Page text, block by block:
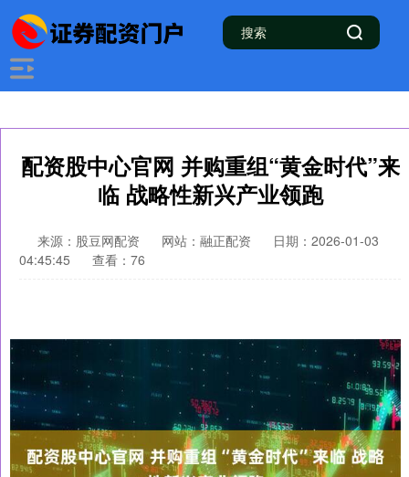
配资股中心官网 并购重组“黄金时代”来
临 战略性新兴产业领跑
来源：股豆网配资 网站：融正配资
日期：2026-01-03
04:45:45
查看：76